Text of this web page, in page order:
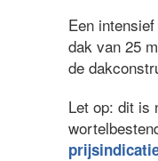
Een
dak van 25
de
Let op: dit is